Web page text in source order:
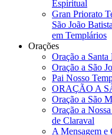
Espiritual
Gran Priorato
São João
em Templários
Orações
Oração a
Oração a São
Pai Nosso
ORAÇÃO A
Oração a São
Oração a
de Claraval
A Mensagem e